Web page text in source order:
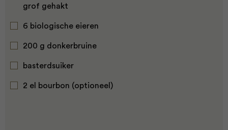
grof gehakt
6 biologische eieren
200 g donkerbruine
basterdsuiker
2 el bourbon (optioneel)